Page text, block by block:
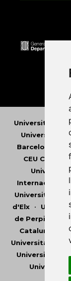
Universitat
Universitat
Barcelona
CEU
Internacional
Universitat de
d'Elx•
de Perpinyà
Catalunya
Universitat
Universitat
Universitat